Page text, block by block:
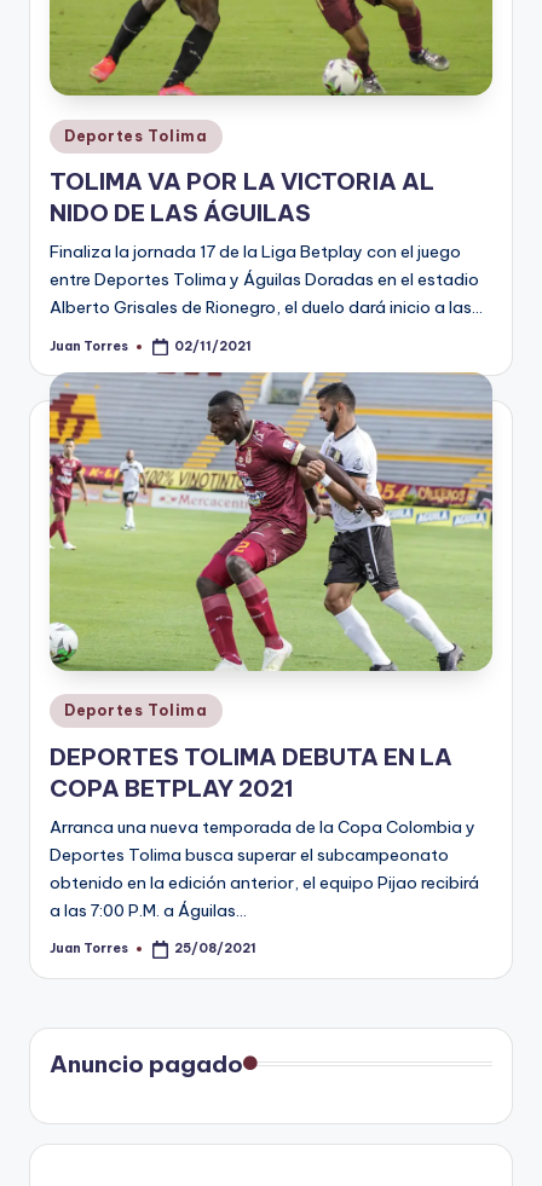
Publicado
en
Deportes Tolima
TOLIMA VA POR LA VICTORIA AL
NIDO DE LAS ÁGUILAS
Finaliza la jornada 17 de la Liga Betplay con el juego
entre Deportes Tolima y Águilas Doradas en el estadio
Alberto Grisales de Rionegro, el duelo dará inicio a las…
Publicado
Juan Torres 02/11/2021
Publicado
en
Deportes Tolima
DEPORTES TOLIMA DEBUTA EN LA
COPA BETPLAY 2021
Arranca una nueva temporada de la Copa Colombia y
Deportes Tolima busca superar el subcampeonato
obtenido en la edición anterior, el equipo Pijao recibirá
a las 7:00 P.M. a Águilas…
Publicado
Juan Torres 25/08/2021
Anuncio pagado